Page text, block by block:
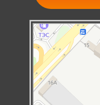
Симферополь
Яндекс Карты —